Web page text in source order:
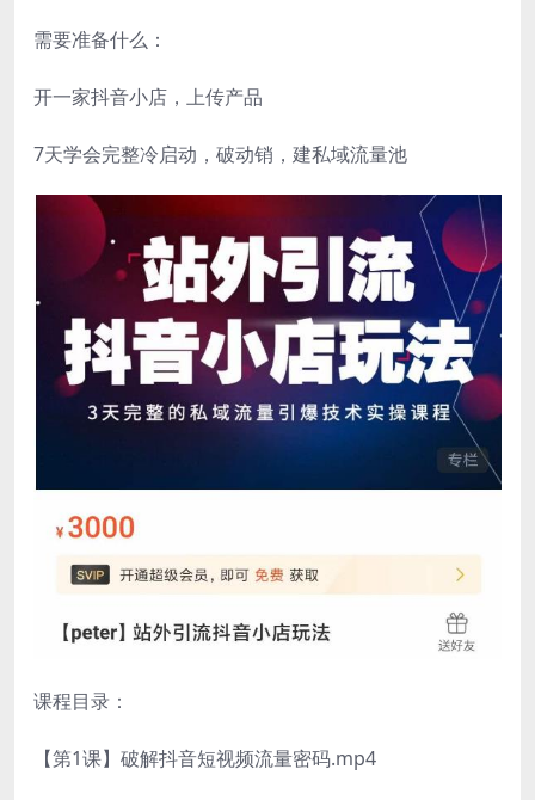
需要准备什么：
开一家抖音小店，上传产品
7天学会完整冷启动，破动销，建私域流量池
课程目录：
【第1课】破解抖音短视频流量密码.mp4